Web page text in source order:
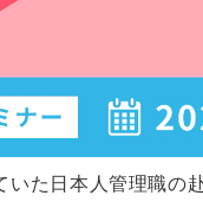
た日本人管理職の